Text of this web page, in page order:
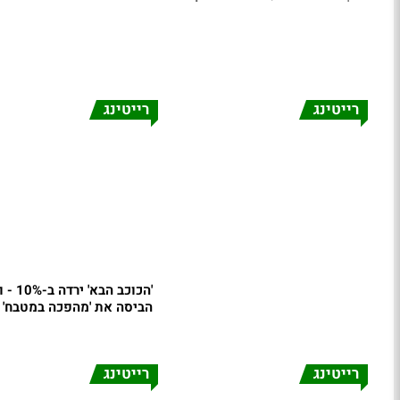
רייטינג רייטינג
'הכוכב
הביסה את 'מהפכה במטבח'
רייטינג רייטינג